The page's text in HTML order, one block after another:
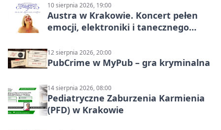
10 sierpnia 2026, 19:00
Austra w Krakowie. Koncert pełen
emocji, elektroniki i tanecznego
12 sierpnia 2026, 20:00
PubCrime w MyPub – gra kryminalna
14 sierpnia 2026, 08:00
Pediatryczne Zaburzenia Karmienia
(PFD) w Krakowie